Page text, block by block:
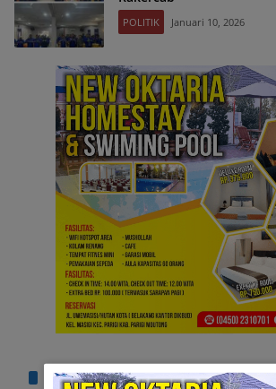
POLITIK Januari 10, 2026
TERPOPULER